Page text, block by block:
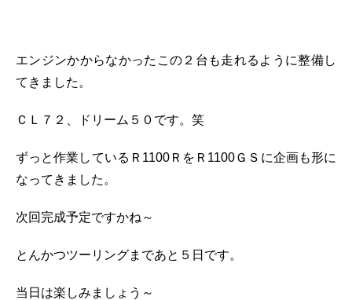
エンジンかからなかったこの２台も走れるように整備し
てきました。
ＣＬ７２、ドリーム５０です。笑
ずっと作業しているＲ1100ＲをＲ1100ＧＳに企画も形に
なってきました。
次回完成予定ですかね～
とんかつツーリングまであと５日です。
当日は楽しみましょう～